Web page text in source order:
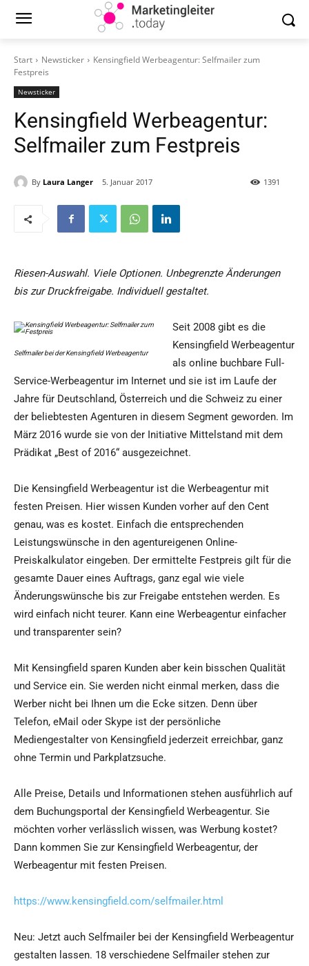
Start Newsticker
Kensingfield Werbeagentur: Selfmailer zum
Festpreis
Newsticker
Kensingfield Werbeagentur:
Selfmailer zum Festpreis
By Laura Langer 5. Januar 2017 1391
Riesen-Auswahl. Viele Optionen. Unbegrenzte Änderungen
bis zur Druckfreigabe. Individuell gestaltet.
Selfmailer bei der Kensingfield Werbeagentur
Seit 2008 gibt es die
Kensingfield Werbeagentur
als online buchbare Full-
Service-Werbeagentur im Internet und sie ist im Laufe der
Jahre für Deutschland, Österreich und die Schweiz zu einer
der beliebtesten Agenturen in diesem Segment geworden. Im
März 2016 wurde sie von der Initiative Mittelstand mit dem
Prädikat „Best of 2016“ ausgezeichnet.
Die Kensingfield Werbeagentur ist die Werbeagentur mit
festen Preisen. Hier wissen Kunden vorher auf den Cent
genau, was es kostet. Einfach die entsprechenden
Leistungswünsche in den agentureigenen Online-
Preiskalkulator eingeben. Der ermittelte Festpreis gilt für die
gesamte Dauer eines Auftrags, ganz egal wie viele
Änderungswünsche bis zur Freigabe entstehen werden. Es
wird einfach nicht teurer. Kann eine Werbeagentur einfacher
und transparenter sein?
Mit Kensingfield sparen Kunden aber kein bisschen Qualität
und Service ein. Sie werden nicht einmal merken, dass die
Werber nicht bei Ihnen um die Ecke sitzen. Denn über
Telefon, eMail oder Skype ist der persönliche
Mediengestalter von Kensingfield jederzeit erreichbar, ganz
ohne Termin und Parkplatzsuche.
Alle Preise, Details und Informationen stehen ausführlich auf
dem Buchungsportal der Kensingfield Werbeagentur. Sie
möchten vorher verlässlich wissen, was Werbung kostet?
Dann kommen Sie zur Kensingfield Werbeagentur, der
Werbeagentur mit festen Preisen.
https://www.kensingfield.com/selfmailer.html
Neu: Jetzt auch Selfmailer bei der Kensingfield Werbeagentur
gestalten lassen. 18 verschiedene Selfmailer stehen zur